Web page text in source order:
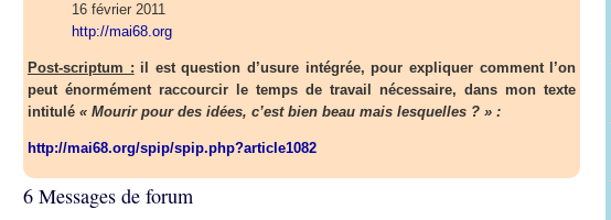
16 février 2011
http://mai68.org
Post-scriptum : il est question d’usure intégrée, pour expliquer comment l’on
peut énormément raccourcir le temps de travail nécessaire, dans mon texte
intitulé « Mourir pour des idées, c’est bien beau mais lesquelles ? » :
http://mai68.org/spip/spip.php?article1082
6 Messages de forum